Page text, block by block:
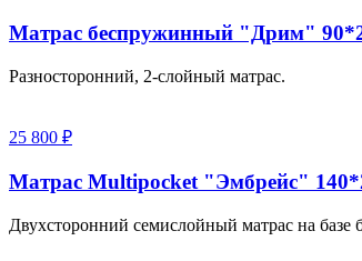
Матрас беспружинный "Дрим"
Разносторонний, 2-слойный матрас.
25 800 ₽
Матрас Multipocket "Эмбрейс"
Двухсторонний семислойный матрас на